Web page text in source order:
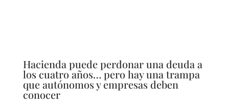
Hacienda puede perdonar una deuda a
los cuatro años… pero hay una trampa
que autónomos y empresas deben
conocer